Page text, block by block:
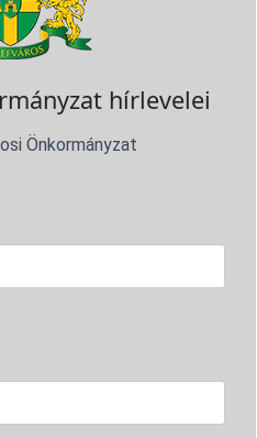
hírlevelei
Önkormányzat